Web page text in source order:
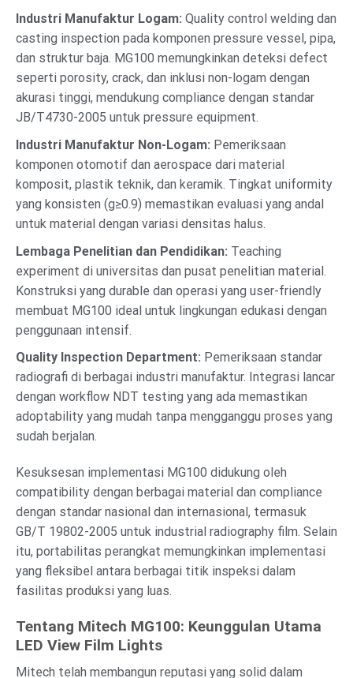
Industri Manufaktur Logam: Quality control welding dan
casting inspection pada komponen pressure vessel, pipa,
dan struktur baja. MG100 memungkinkan deteksi defect
seperti porosity, crack, dan inklusi non-logam dengan
akurasi tinggi, mendukung compliance dengan standar
JB/T4730-2005 untuk pressure equipment.
Industri Manufaktur Non-Logam: Pemeriksaan
komponen otomotif dan aerospace dari material
komposit, plastik teknik, dan keramik. Tingkat uniformity
yang konsisten (g≥0.9) memastikan evaluasi yang andal
untuk material dengan variasi densitas halus.
Lembaga Penelitian dan Pendidikan: Teaching
experiment di universitas dan pusat penelitian material.
Konstruksi yang durable dan operasi yang user-friendly
membuat MG100 ideal untuk lingkungan edukasi dengan
penggunaan intensif.
Quality Inspection Department: Pemeriksaan standar
radiografi di berbagai industri manufaktur. Integrasi lancar
dengan workflow NDT testing yang ada memastikan
adoptability yang mudah tanpa mengganggu proses yang
sudah berjalan.
Kesuksesan implementasi MG100 didukung oleh
compatibility dengan berbagai material dan compliance
dengan standar nasional dan internasional, termasuk
GB/T 19802-2005 untuk industrial radiography film. Selain
itu, portabilitas perangkat memungkinkan implementasi
yang fleksibel antara berbagai titik inspeksi dalam
fasilitas produksi yang luas.
Tentang Mitech MG100: Keunggulan Utama
LED View Film Lights
Mitech telah membangun reputasi yang solid dalam